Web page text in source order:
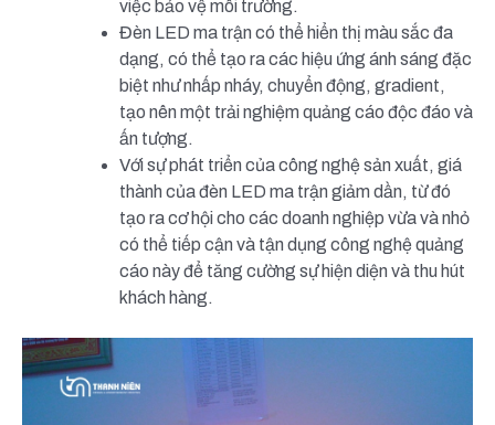
việc bảo vệ môi trường.
Đèn LED ma trận có thể hiển thị màu sắc đa
dạng, có thể tạo ra các hiệu ứng ánh sáng đặc
biệt như nhấp nháy, chuyển động, gradient,
tạo nên một trải nghiệm quảng cáo độc đáo và
ấn tượng.
Với sự phát triển của công nghệ sản xuất, giá
thành của đèn LED ma trận giảm dần, từ đó
tạo ra cơ hội cho các doanh nghiệp vừa và nhỏ
có thể tiếp cận và tận dụng công nghệ quảng
cáo này để tăng cường sự hiện diện và thu hút
khách hàng.